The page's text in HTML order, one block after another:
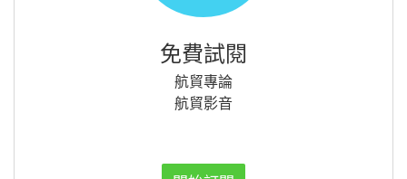
免費試閱
航貿專論
航貿影音